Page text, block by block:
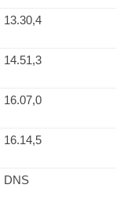
13.30,4
14.51,3
16.07,0
16.14,5
DNS